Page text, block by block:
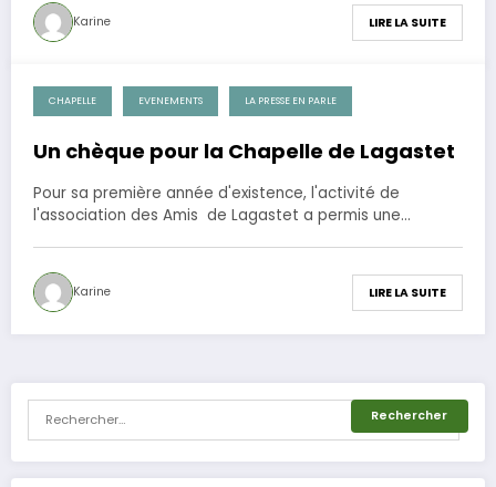
Karine LIRE LA SUITE
1 mai 2012
CHAPELLE EVENEMENTS LA PRESSE EN PARLE
Un chèque pour la Chapelle de Lagastet
Pour sa première année d'existence, l'activité de
l'association des Amis de Lagastet a permis une…
Karine LIRE LA SUITE